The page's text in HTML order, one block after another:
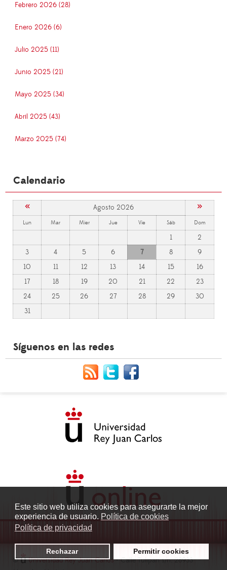
Este sitio web utiliza cookies para asegurarte la mejor
experiencia de usuario. Política de cookies
Política de privacidad
Rechazar Permitir cookies
Febrero 2026 (28)
Enero 2026 (6)
Julio 2025 (11)
Junio 2025 (21)
Mayo 2025 (34)
Abril 2025 (43)
Marzo 2025 (74)
Calendario
« Agosto 2026 »
Lun Mar Mier Jue Vie Sáb Dom
1
2
3
4 5 6 7 8
9
10
11 12 13 14 15
16
17
18 19 20 21 22
23
24
25 26 27 28 29
30
31
Síguenos en las redes
© Universidad Rey Juan Carlos- Calle Tulipán s/n. 28933